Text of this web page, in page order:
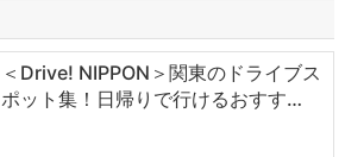
＜Drive! NIPPON＞関東のドライブス
ポット集！日帰りで行けるおすす…